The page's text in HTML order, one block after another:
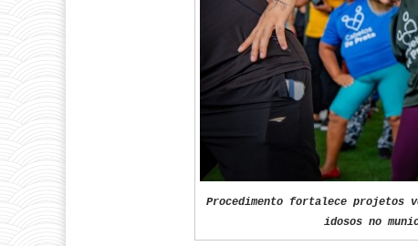
Procedimento fortalece projetos
idosos no